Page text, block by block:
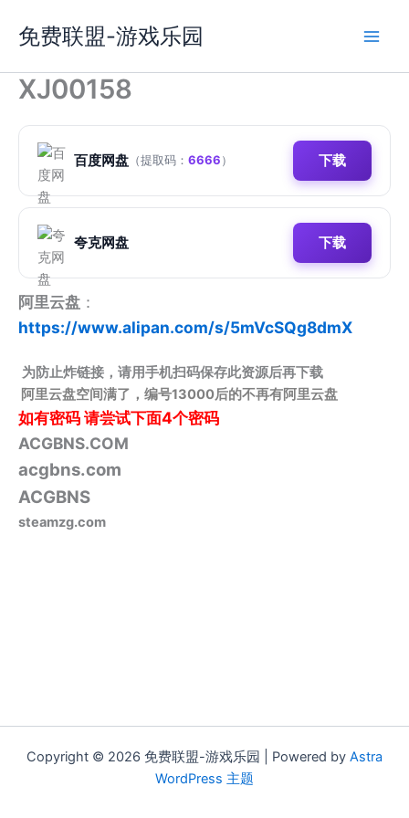
容
免费联盟-游戏乐园
XJ00158
百度网盘 （提取码： 6666） 下载
夸克网盘 下载
阿里云盘 ：
https://www.alipan.com/s/5mVcSQg8dmX
为防止炸链接，请用手机扫码保存此资源后再下载
阿里云盘空间满了，编号13000后的不再有阿里云盘
如有密码请尝试下面4个密码
ACGBNS.COM
acgbns.com
ACGBNS
steamzg.com
Copyright © 2026 免费联盟-游戏乐园 | Powered by Astra
WordPress 主题